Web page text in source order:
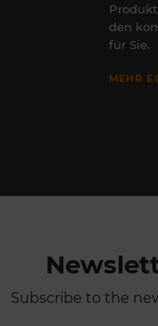
den
für Sie.
MEHR
Subscribe to the